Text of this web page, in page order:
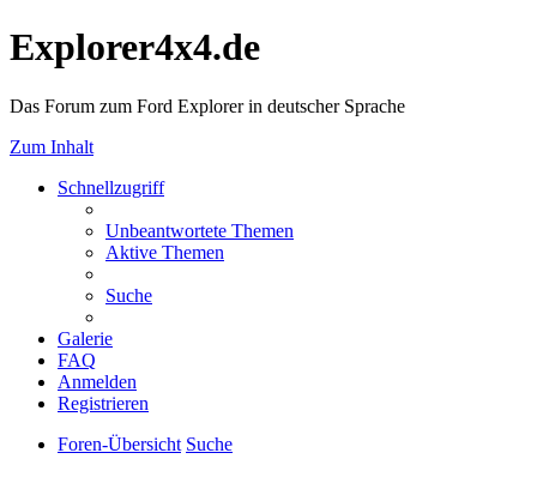
Explorer4x4.de
Das Forum zum Ford Explorer in deutscher Sprache
Zum Inhalt
Schnellzugriff
Unbeantwortete Themen
Aktive Themen
Suche
Galerie
FAQ
Anmelden
Registrieren
Foren-Übersicht Suche